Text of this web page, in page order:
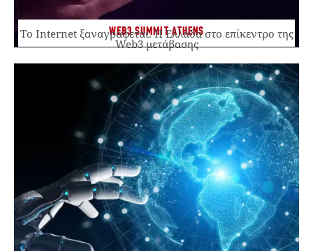
WEB3 SUMMIT ATHENS
Το Internet ξαναγράφεται. Η Ελλάδα στο επίκεντρο της
Web3 μετάβασης